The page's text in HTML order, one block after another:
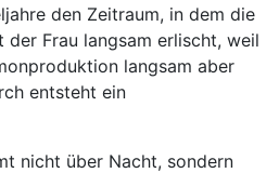
den Zeitraum, in dem die
Frau langsam erlischt, weil
langsam aber
entsteht ein
nicht über Nacht, sondern